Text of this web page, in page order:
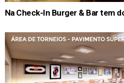
Na Check-In Burger & Bar tem